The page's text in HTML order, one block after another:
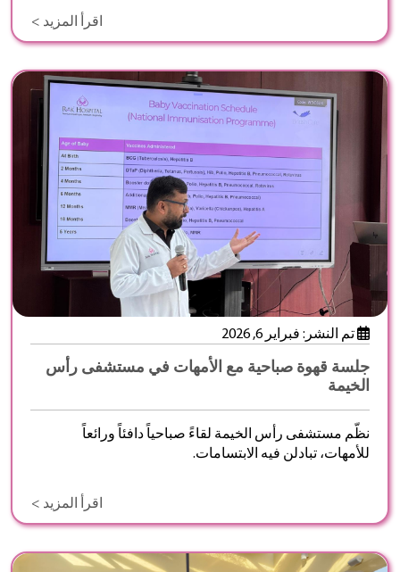
اقرأ المزيد >
تم النشر: فبراير 6, 2026
جلسة قهوة صباحية مع الأمهات في مستشفى رأس
الخيمة
نظّم مستشفى رأس الخيمة لقاءً صباحياً دافئاً ورائعاً
للأمهات، تبادلن فيه الابتسامات.
اقرأ المزيد >